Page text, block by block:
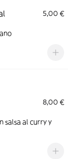
5,00 €
8,00 €
salsa al curry y